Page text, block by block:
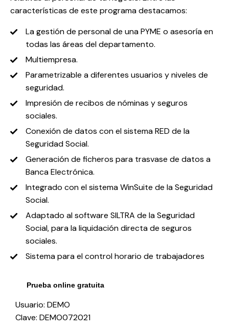
características de este programa destacamos:
La gestión de personal de una PYME o asesoría en
todas las áreas del departamento.
Multiempresa.
Parametrizable a diferentes usuarios y niveles de
seguridad.
Impresión de recibos de nóminas y seguros
sociales.
Conexión de datos con el sistema RED de la
Seguridad Social.
Generación de ficheros para trasvase de datos a
Banca Electrónica.
Integrado con el sistema WinSuite de la Seguridad
Social.
Adaptado al software SILTRA de la Seguridad
Social, para la liquidación directa de seguros
sociales.
Sistema para el control horario de trabajadores
Prueba online gratuita
Usuario: DEMO
Clave: DEMO072021